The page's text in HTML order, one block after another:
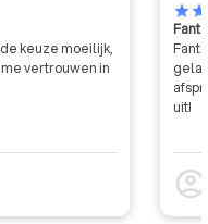
keuze moeilijk,
vertrouwen in
starstar
uit!
account_circle